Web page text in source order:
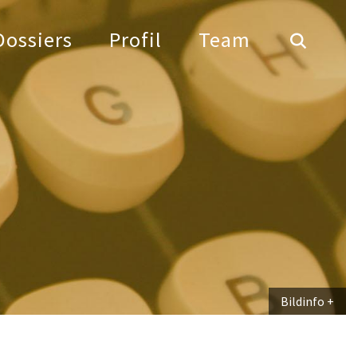
Profil Team
Bildinfo